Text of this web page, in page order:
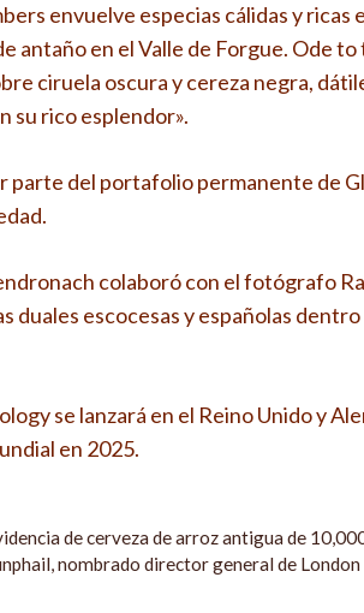
envuelve especias cálidas y ricas
antaño en el Valle de Forgue. Ode
ciruela oscura y cereza negra,
su rico esplendor».
parte del portafolio permanente de
colaboró ​​con el fotógrafo
duales escocesas y españolas
se lanzará en el Reino Unido y
en 2025.
de cerveza de arroz antigua de
nombrado director general de